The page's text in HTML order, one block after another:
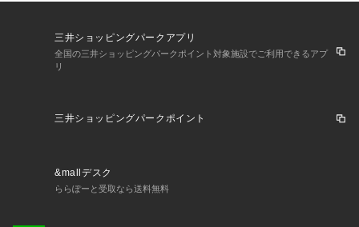
三井ショッピングパークアプリ
全国の三井ショッピングパークポイント対象施設でご利用できるアプ
リ
三井ショッピングパークポイント
&mallデスク
ららぽーと受取なら送料無料